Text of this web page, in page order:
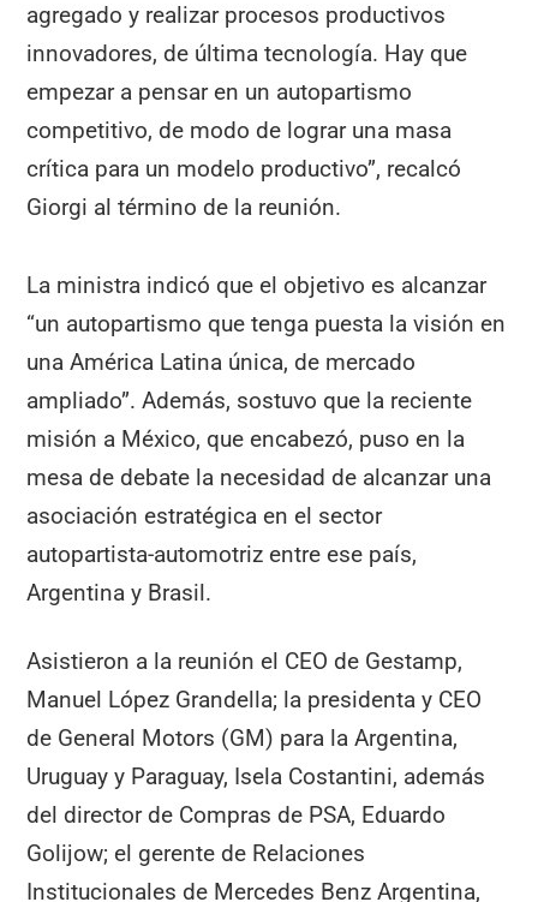
agregado y realizar procesos productivos
innovadores, de última tecnología. Hay que
empezar a pensar en un autopartismo
competitivo, de modo de lograr una masa
crítica para un modelo productivo”, recalcó
Giorgi al término de la reunión.
La ministra indicó que el objetivo es alcanzar
“un autopartismo que tenga puesta la visión en
una América Latina única, de mercado
ampliado”. Además, sostuvo que la reciente
misión a México, que encabezó, puso en la
mesa de debate la necesidad de alcanzar una
asociación estratégica en el sector
autopartista-automotriz entre ese país,
Argentina y Brasil.
Asistieron a la reunión el CEO de Gestamp,
Manuel López Grandella; la presidenta y CEO
de General Motors (GM) para la Argentina,
Uruguay y Paraguay, Isela Costantini, además
del director de Compras de PSA, Eduardo
Golijow; el gerente de Relaciones
Institucionales de Mercedes Benz Argentina,